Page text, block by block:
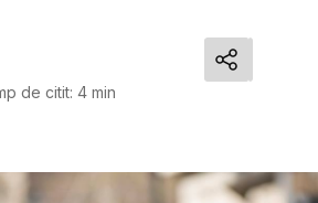
de citit: 4 min